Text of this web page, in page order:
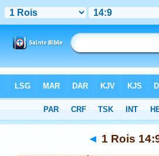
Chapitre 14> Verset 9
◄ 1 Rois